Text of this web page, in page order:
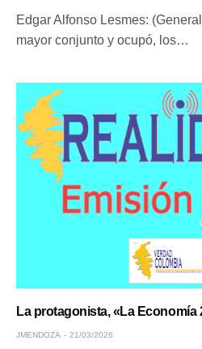
Edgar Alfonso Lesmes:
mayor conjunto y ocupó, los…
La protagonista, «La Economía
JMENDOZA 21/03/2026